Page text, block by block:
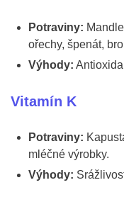
Potraviny:
ořechy, špenát,
Výhody:
Vitamín K
Potraviny:
mléčné výrobky.
Výhody: